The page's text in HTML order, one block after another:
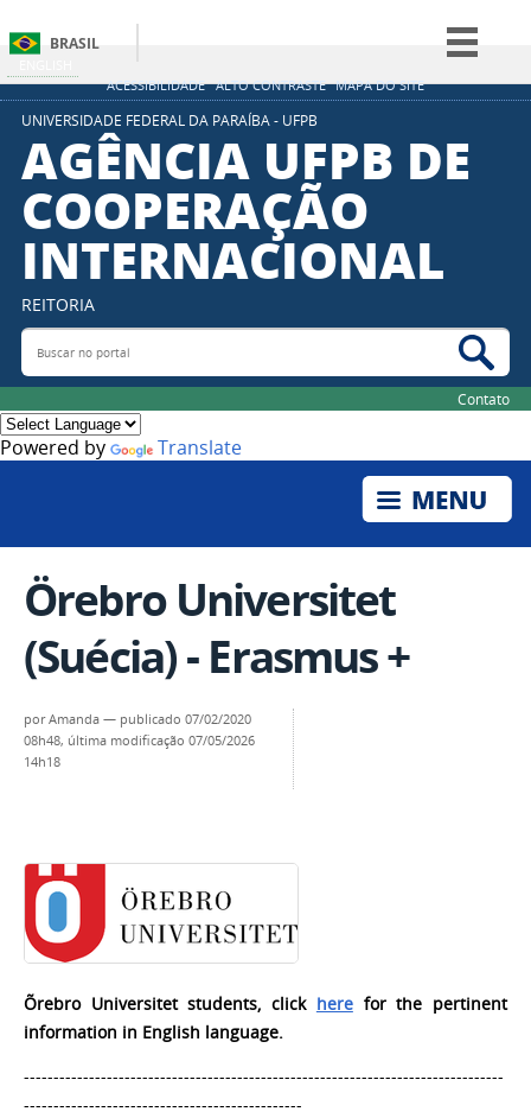
ACESSIBILIDADE ALTO CONTRASTE MAPA DO SITE
BRASIL
Simplifique!
Participe
Acesso à informação
Legislação
Canais
UNIVERSIDADE FEDERAL DA PARAÍBA - UFPB
AGÊNCIA UFPB DE
COOPERAÇÃO
INTERNACIONAL
REITORIA
Buscar no portal
Contato
Powered by Translate
Örebro Universitet
(Suécia) - Erasmus +
porAmanda — publicado 07/02/2020
08h48, última modificação 07/05/2026
14h18
Õrebro Universitet students, click herefor the pertinent
information in English language.
---------------------------------------------------------------------------------
-----------------------------------------------